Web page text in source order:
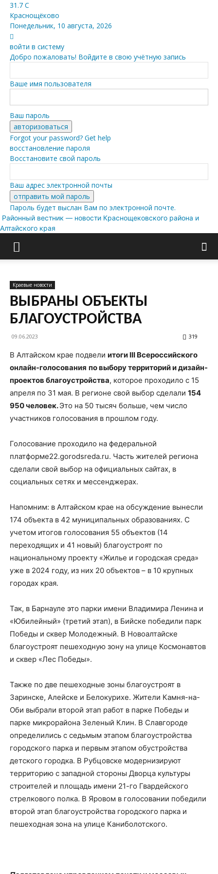
31.7 C
Краснощёково
Понедельник, 10 августа, 2026
войти в систему
Добро пожаловать! Войдите в свою учётную запись
Ваше имя пользователя
Ваш пароль
Forgot your password? Get help
восстановление пароля
Восстановите свой пароль
Ваш адрес электронной почты
Пароль будет выслан Вам по электронной почте.
Районный вестник — новости Краснощековского района и
Алтайского края
Краевые новости
ВЫБРАНЫ ОБЪЕКТЫ
БЛАГОУСТРОЙСТВА
09.06.2023 319
В Алтайском крае подвели итоги III Всероссийского
онлайн-голосования по выбору территорий и дизайн-
проектов благоустройства, которое проходило с 15
апреля по 31 мая. В регионе свой выбор сделали 154
950 человек.Это на 50 тысяч больше, чем число
участников голосования в прошлом году.
Голосование проходило на федеральной
платформе22.gorodsreda.ru. Часть жителей региона
сделали свой выбор на официальных сайтах, в
социальных сетях и мессенджерах.
Напомним: в Алтайском крае на обсуждение вынесли
174 объекта в 42 муниципальных образованиях. С
учетом итогов голосования 55 объектов (14
переходящих и 41 новый) благоустроят по
национальному проекту «Жилье и городская среда»
уже в 2024 году, из них 20 объектов – в 10 крупных
городах края.
Так, в Барнауле это парки имени Владимира Ленина и
«Юбилейный» (третий этап), в Бийске победили парк
Победы и сквер Молодежный. В Новоалтайске
благоустроят пешеходную зону на улице Космонавтов
и сквер «Лес Победы».
Также по две пешеходные зоны благоустроят в
Заринске, Алейске и Белокурихе. Жители Камня-на-
Оби выбрали второй этап работ в парке Победы и
парке микрорайона Зеленый Клин. В Славгороде
определились с седьмым этапом благоустройства
городского парка и первым этапом обустройства
детского городка. В Рубцовске модернизируют
территорию с западной стороны Дворца культуры
строителей и площадь имени 21-го Гвардейского
стрелкового полка. В Яровом в голосовании победили
второй этап благоустройства городского парка и
пешеходная зона на улице Каниболотского.